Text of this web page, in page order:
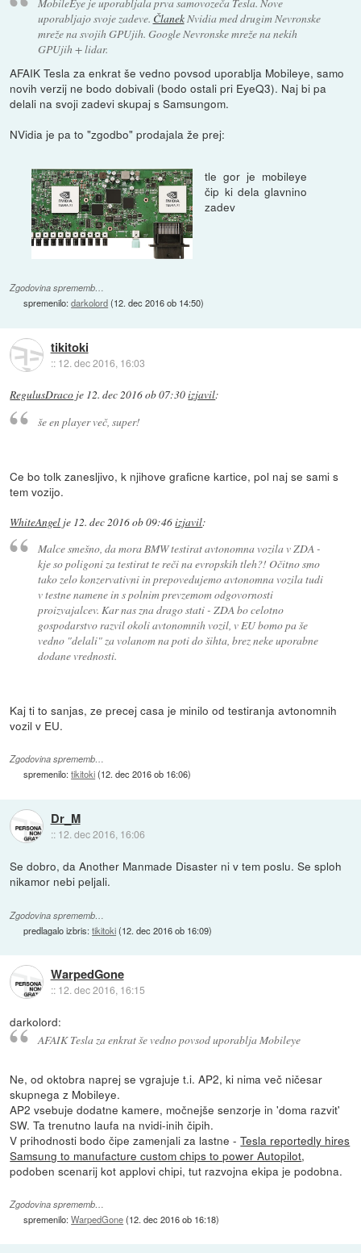
MobileEye je uporabljala prva samovozeča Tesla. Nove
uporabljajo svoje zadeve. ČlanekNvidia med drugim Nevronske
mreže na svojih GPUjih. Google Nevronske mreže na nekih
GPUjih + lidar.
AFAIK Tesla za enkrat še vedno povsod uporablja Mobileye, samo
novih verzij ne bodo dobivali (bodo ostali pri EyeQ3). Naj bi pa
delali na svoji zadevi skupaj s Samsungom.
NVidia je pa to "zgodbo" prodajala že prej:
tle gor je mobileye
čip ki dela glavnino
zadev
Zgodovina sprememb…
spremenilo:darkolord(12. dec 2016 ob 14:50)
tikitoki
:: 12. dec 2016, 16:03
RegulusDraco je 12. dec 2016 ob 07:30izjavil:
še en player več, super!
Ce bo tolk zanesljivo, k njihove graficne kartice, pol naj se sami s
tem vozijo.
WhiteAngel je 12. dec 2016 ob 09:46izjavil:
Malce smešno, da mora BMW testirat avtonomna vozila v ZDA -
kje so poligoni za testirat te reči na evropskih tleh?! Očitno smo
tako zelo konzervativni in prepovedujemo avtonomna vozila tudi
v testne namene in s polnim prevzemom odgovornosti
proizvajalcev. Kar nas zna drago stati - ZDA bo celotno
gospodarstvo razvil okoli avtonomnih vozil, v EU bomo pa še
vedno "delali" za volanom na poti do šihta, brez neke uporabne
dodane vrednosti.
Kaj ti to sanjas, ze precej casa je minilo od testiranja avtonomnih
vozil v EU.
Zgodovina sprememb…
spremenilo:tikitoki(12. dec 2016 ob 16:06)
Dr_M
:: 12. dec 2016, 16:06
Se dobro, da Another Manmade Disaster ni v tem poslu. Se sploh
nikamor nebi peljali.
Zgodovina sprememb…
predlagalo izbris:tikitoki(12. dec 2016 ob 16:09)
WarpedGone
:: 12. dec 2016, 16:15
darkolord:
AFAIK Tesla za enkrat še vedno povsod uporablja Mobileye
Ne, od oktobra naprej se vgrajuje t.i. AP2, ki nima več ničesar
skupnega z Mobileye.
AP2 vsebuje dodatne kamere, močnejše senzorje in 'doma razvit'
SW. Ta trenutno laufa na nvidi-inih čipih.
V prihodnosti bodo čipe zamenjali za lastne -Tesla reportedly hires
Samsung to manufacture custom chips to power Autopilot,
podoben scenarij kot applovi chipi, tut razvojna ekipa je podobna.
Zgodovina sprememb…
spremenilo:WarpedGone(12. dec 2016 ob 16:18)